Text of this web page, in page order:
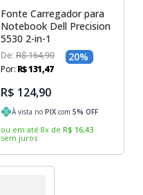
Fonte Carregador para
Notebook Dell Precision
5530 2-in-1
De: R$ 164,90 20%
Por: R$131,47
R$ 124,90
À vista no PIX com 5% OFF
ou em até 8x de R$ 16,43
sem juros